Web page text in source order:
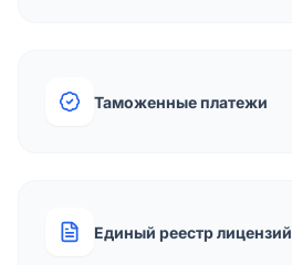
Таможенные платежи
Единый реестр лицензий